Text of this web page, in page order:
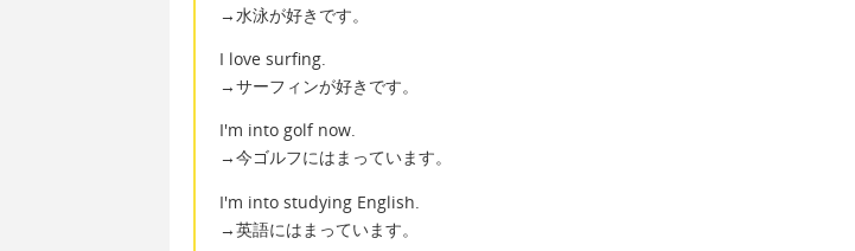
→水泳が好きです。
I love surfing.
→サーフィンが好きです。
I'm into golf now.
→今ゴルフにはまっています。
I'm into studying English.
→英語にはまっています。